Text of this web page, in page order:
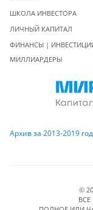
ШКОЛА ИНВЕСТОРА
ЛИЧНЫЙ КАПИТАЛ
ФИНАНСЫ |
МИЛЛИАРДЕРЫ
Архив за 2013-2019
©